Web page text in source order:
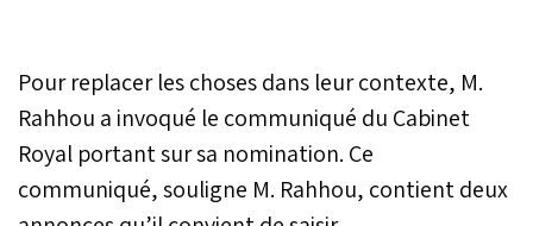
Pour replacer les choses dans leur contexte, M.
Rahhou a invoqué le communiqué du Cabinet
Royal portant sur sa nomination. Ce
communiqué, souligne M. Rahhou, contient deux